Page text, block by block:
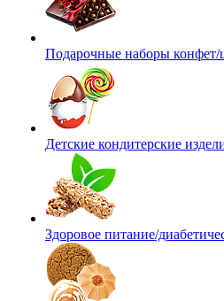
Подарочные наборы конфет/
Детские кондитерские
Здоровое питание/